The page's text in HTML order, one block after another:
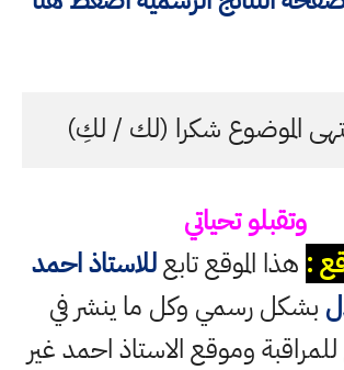
الموضوع شكرا (لك / لكِ)
وتقبلو تحياتي
: هذا الموقع تابعللاستاذ احمد
بشكل رسمي وكل ما ينشر في
وموقع الاستاذ احمد غير